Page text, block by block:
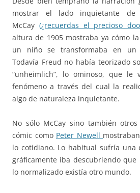
mostrar el lado inquietante de
McCay (¿recuerdas el precioso
altura de 1905 mostraba ya cómo
un niño se transformaba en un
Todavía Freud no había teorizado
“unheimlich”, lo ominoso, que le
fenómeno a través del cual la
algo de naturaleza inquietante.
No sólo McCay sino también
cómic como Peter Newell
lo cotidiano. Lo habitual sufría una
gráficamente iba descubriendo
lo normalizado existía otro mundo.